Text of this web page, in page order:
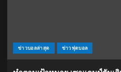
ข่าวบอลล่าสุด ข่าวฟุตบอล